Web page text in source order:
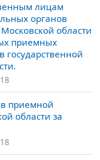
лицам
органов
области
приемных
государственной
приемной
области за